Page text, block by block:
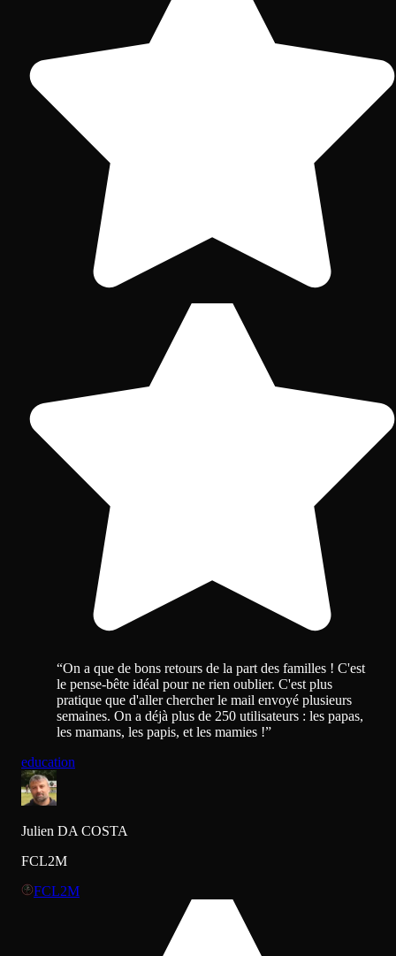
“On a que de bons retours de la part des familles ! C'est
le pense-bête idéal pour ne rien oublier. C'est plus
pratique que d'aller chercher le mail envoyé plusieurs
semaines. On a déjà plus de 250 utilisateurs : les papas,
les mamans, les papis, et les mamies !”
education
Julien DA COSTA
FCL2M
FCL2M